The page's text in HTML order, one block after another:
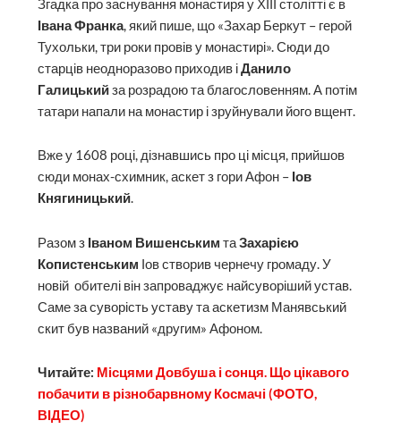
Згадка про заснування монастиря у ХІІІ столітті є в
Івана Франка, який пише, що «Захар Беркут – герой
Тухольки, три роки провів у монастирі». Сюди до
старців неодноразово приходив іДанило
Галицькийза розрадою та благословенням. А потім
татари напали на монастир і зруйнували його вщент.
Вже у 1608 році, дізнавшись про ці місця, прийшов
сюди монах-схимник, аскет з гори Афон – Іов
Княгиницький.
Разом з Іваном Вишенським таЗахарією
Копистенським Іов створив чернечу громаду. У
новій обителі він запроваджує найсуворіший устав.
Саме за суворість уставу та аскетизм Манявський
скит був названий «другим» Афоном.
Читайте: Місцями Довбуша і сонця. Що цікавого
побачити в різнобарвному Космачі (ФОТО,
ВІДЕО)